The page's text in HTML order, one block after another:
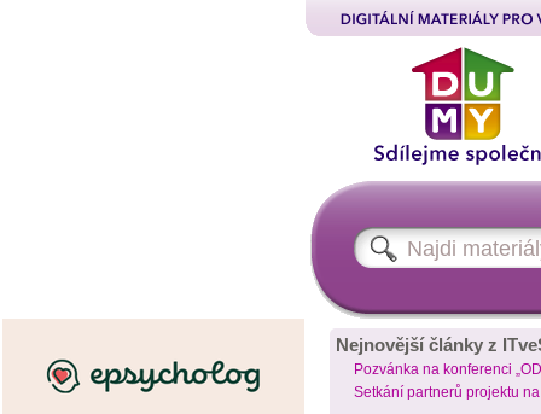
Nejnovější články z
Pozvánka na konferenci
Setkání partnerů projektu